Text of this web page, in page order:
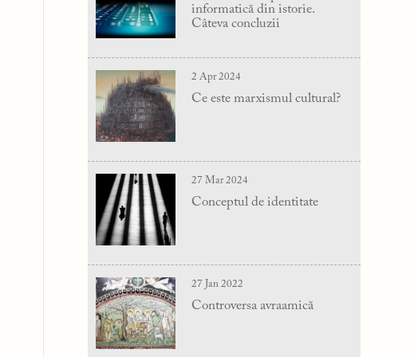
informatică din istorie.
Câteva concluzii
2 Apr 2024
Ce este marxismul cultural?
27 Mar 2024
Conceptul de identitate
27 Jan 2022
Controversa avraamică